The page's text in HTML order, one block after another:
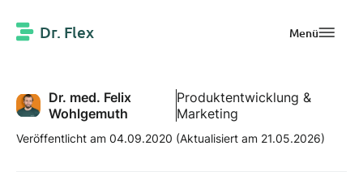
Dr. Flex Menü
Dr. med. Felix
Wohlgemuth
Produktentwicklung &
Marketing
Veröffentlicht am 04.09.2020 (Aktualisiert am 21.05.2026)